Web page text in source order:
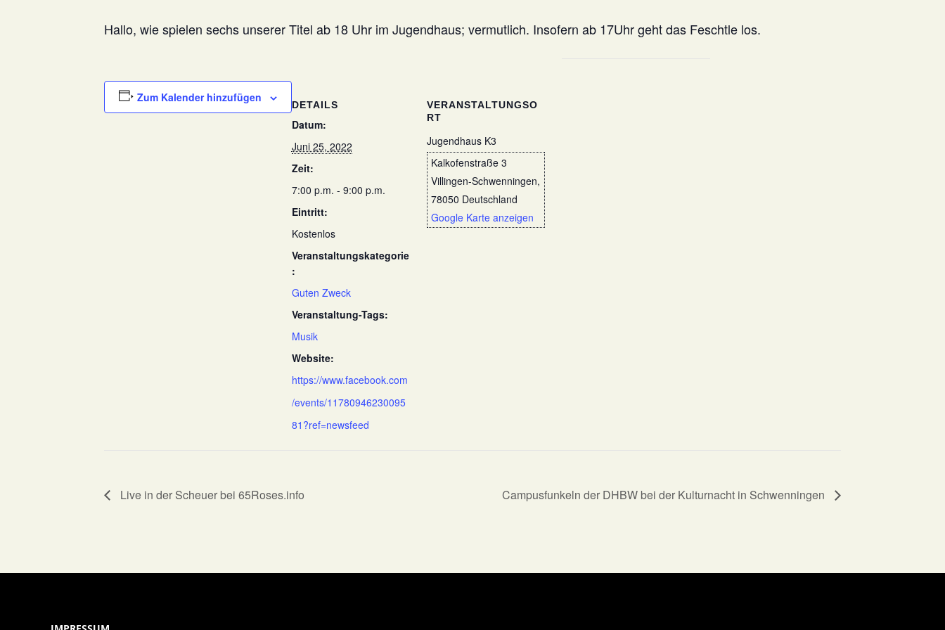
Hallo, wie spielen sechs unserer Titel ab 18 Uhr im Jugendhaus; vermutlich. Insofern ab 17Uhr geht das Feschtle los.
Zum Kalender hinzufügen
DETAILS
Datum:
Juni 25, 2022
Zeit:
7:00 p.m. - 9:00 p.m.
Eintritt:
Kostenlos
Veranstaltungskategorie
:
Guten Zweck
Veranstaltung-Tags:
Musik
Website:
https://www.facebook.com
/events/11780946230095
81?ref=newsfeed
VERANSTALTUNGSO
RT
Jugendhaus K3
Kalkofenstraße 3
Villingen-Schwenningen,
78050 Deutschland
Google Karte anzeigen
Live in der Scheuer bei 65Roses.info Campusfunkeln der DHBW bei der Kulturnacht in Schwenningen